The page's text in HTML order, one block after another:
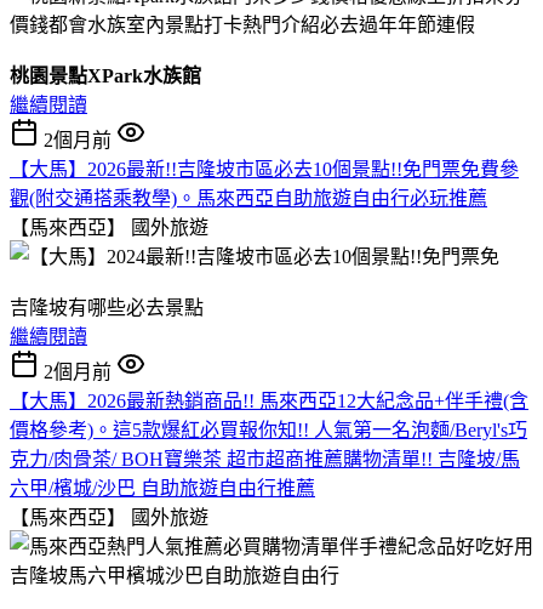
桃園景點XPark水族館
繼續閱讀
2個月前
【大馬】2026最新!!吉隆坡市區必去10個景點!!免門票免費參
觀(附交通搭乘教學)。馬來西亞自助旅遊自由行必玩推薦
【馬來西亞】
國外旅遊
吉隆坡有哪些必去景點
繼續閱讀
2個月前
【大馬】2026最新熱銷商品!! 馬來西亞12大紀念品+伴手禮(含
價格參考)。這5款爆紅必買報你知!! 人氣第一名泡麵/Beryl's巧
克力/肉骨茶/ BOH寶樂茶 超市超商推薦購物清單!! 吉隆坡/馬
六甲/檳城/沙巴 自助旅遊自由行推薦
【馬來西亞】
國外旅遊